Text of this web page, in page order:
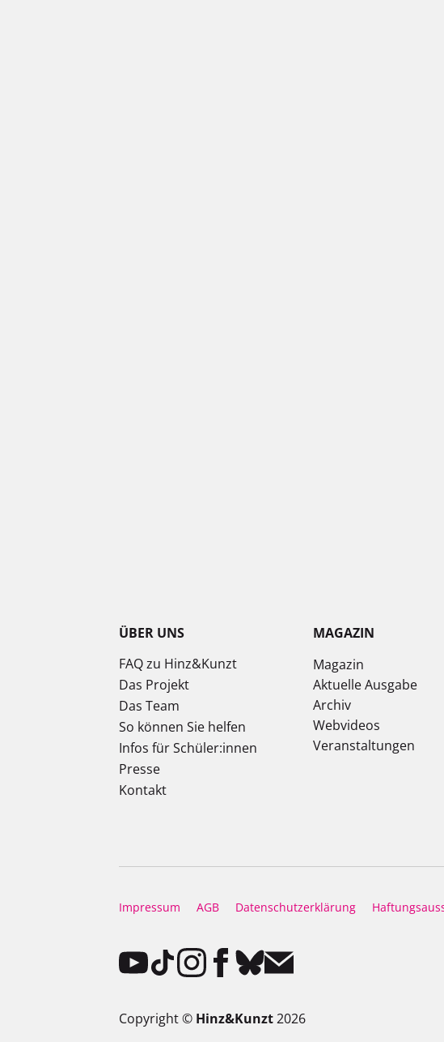
ÜBER UNS
FAQ zu Hinz&Kunzt
Das Projekt
Das Team
So können Sie helfen
Infos für Schüler:innen
Presse
Kontakt
MAGAZIN
Magazin
Aktuelle Ausgabe
Archiv
Webvideos
Veranstaltungen
Impressum AGB Datenschutzerklärung
Copyright © Hinz&Kunzt2026